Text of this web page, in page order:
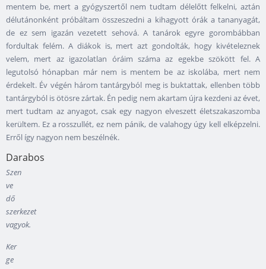
mentem be, mert a gyógyszertől nem tudtam délelőtt felkelni, aztán
délutánonként próbáltam összeszedni a kihagyott órák a tananyagát,
de ez sem igazán vezetett sehová. A tanárok egyre gorombábban
fordultak felém. A diákok is, mert azt gondolták, hogy kivételeznek
velem, mert az igazolatlan óráim száma az egekbe szökött fel. A
legutolsó hónapban már nem is mentem be az iskolába, mert nem
érdekelt. Év végén három tantárgyból meg is buktattak, ellenben több
tantárgyból is ötösre zártak. Én pedig nem akartam újra kezdeni az évet,
mert tudtam az anyagot, csak egy nagyon elveszett életszakaszomba
kerültem. Ez a rosszullét, ez nem pánik, de valahogy úgy kell elképzelni.
Erről így nagyon nem beszélnék.
Darabos
Szen
ve
dő
szerkezet
vagyok.
Ker
ge